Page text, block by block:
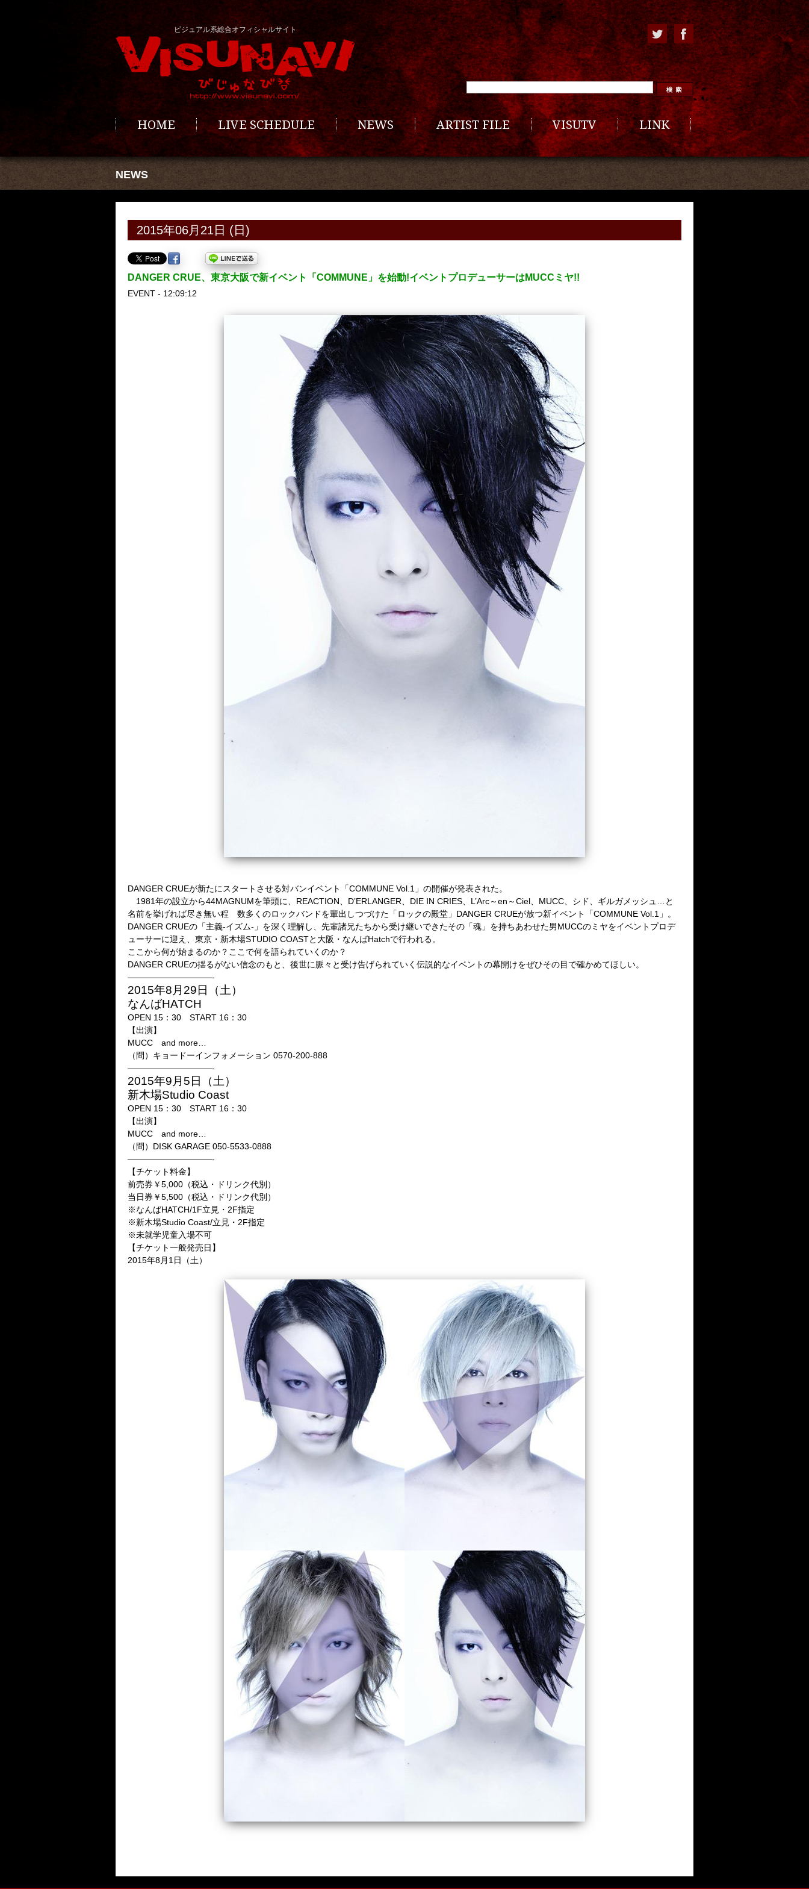
ビジュアル系総合オフィシャルサイト
HOME LIVE SCHEDULE NEWS ARTIST FILE VISUTV LINK
NEWS
2015年06月21日 (日)
DANGER CRUE、東京大阪で新イベント「COMMUNE」を始動!イベントプロデューサーはMUCCミヤ!!
EVENT - 12:09:12
DANGER CRUEが新たにスタートさせる対バンイベント「COMMUNE Vol.1」の開催が発表された。
1981年の設立から44MAGNUMを筆頭に、REACTION、D’ERLANGER、DIE IN CRIES、L’Arc～en～Ciel、MUCC、シド、ギルガメッシュ…と
名前を挙げれば尽き無い程 数多くのロックバンドを輩出しつづけた「ロックの殿堂」DANGER CRUEが放つ新イベント「COMMUNE Vol.1」。
DANGER CRUEの「主義-イズム-」を深く理解し、先輩諸兄たちから受け継いできたその「魂」を持ちあわせた男MUCCのミヤをイベントプロデ
ューサーに迎え、東京・新木場STUDIO COASTと大阪・なんばHatchで行われる。
ここから何が始まるのか？ここで何を語られていくのか？
DANGER CRUEの揺るがない信念のもと、後世に脈々と受け告げられていく伝説的なイベントの幕開けをぜひその目で確かめてほしい。
——————————-
2015年8月29日（土）
なんばHATCH
OPEN 15：30 START 16：30
【出演】
MUCC and more…
（問）キョードーインフォメーション 0570-200-888
——————————-
2015年9月5日（土）
新木場Studio Coast
OPEN 15：30 START 16：30
【出演】
MUCC and more…
（問）DISK GARAGE 050-5533-0888
——————————-
【チケット料金】
前売券￥5,000（税込・ドリンク代別）
当日券￥5,500（税込・ドリンク代別）
※なんばHATCH/1F立見・2F指定
※新木場Studio Coast/立見・2F指定
※未就学児童入場不可
【チケット一般発売日】
2015年8月1日（土）